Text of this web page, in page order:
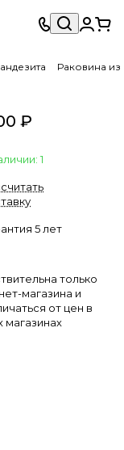
Раковина из
₽
1
5 лет
только
магазина и
от цен в
магазинах